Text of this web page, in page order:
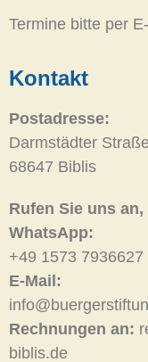
Termine bitte per
Kontakt
Postadresse:
Darmstädter
68647 Biblis
Rufen Sie uns
WhatsApp:
+49 1573 7936627
E-Mail:
Rechnungen an:
biblis.de